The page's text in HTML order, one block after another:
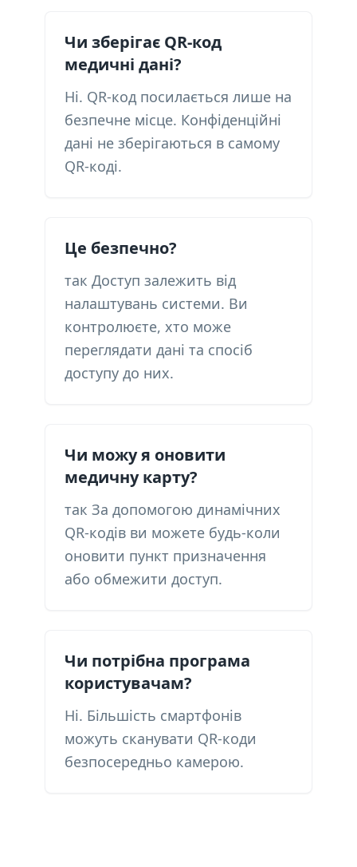
Чи зберігає QR-код
медичні дані?
Ні. QR-код посилається лише на
безпечне місце. Конфіденційні
дані не зберігаються в самому
QR-коді.
Це безпечно?
так Доступ залежить від
налаштувань системи. Ви
контролюєте, хто може
переглядати дані та спосіб
доступу до них.
Чи можу я оновити
медичну карту?
так За допомогою динамічних
QR-кодів ви можете будь-коли
оновити пункт призначення
або обмежити доступ.
Чи потрібна програма
користувачам?
Ні. Більшість смартфонів
можуть сканувати QR-коди
безпосередньо камерою.